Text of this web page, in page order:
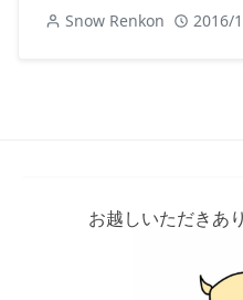
Snow Renkon 2016/
お越しいただきあ